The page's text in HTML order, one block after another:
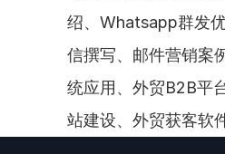
绍、Whatsapp群发
信撰写、邮件营销案
统应用、外贸B2B平
站建设、外贸获客软